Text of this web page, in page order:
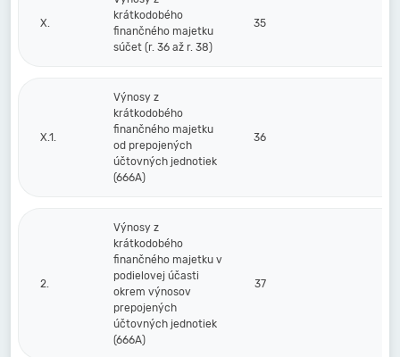
X.
krátkodobého
finančného majetku
súčet (r. 36 až r. 38)
35
X.1.
Výnosy z
krátkodobého
finančného majetku
od prepojených
účtovných jednotiek
(666A)
36
2.
Výnosy z
krátkodobého
finančného majetku v
podielovej účasti
okrem výnosov
prepojených
účtovných jednotiek
(666A)
37